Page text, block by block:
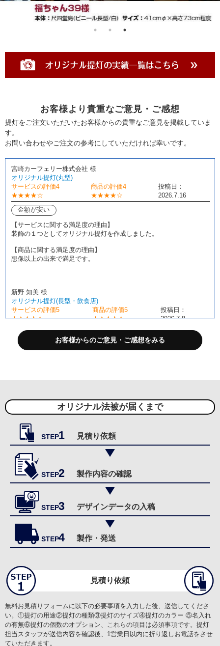
お客様より貴重なご意見・ご感想
提灯をご注文いただいたお客様からの貴重なご意見を掲載していま
す。
お問い合わせやご注文の参考にしていただければ幸いです。
宮崎カーフェリー株式会社 様
オリジナル提灯(丸型)
サービスの評価4
★★★★☆
商品の評価4
★★★★☆
投稿日：
2026.7.16
金額が安い
【サービスに関する満足度の理由】
装飾の１つとしてオリジナル提灯を作成しました。
【商品に関する満足度の理由】
想像以上の出来で満足です。
新野 知美 様
オリジナル提灯(長型・飲食店)
サービスの評価5
★★★★★
商品の評価5
★★★★★
投稿日：
2026.7.8
担当者の対応
和紙風の提灯につきましては、ビニールではチープですし、本物の和
紙では高く耐久性が低いのでと思い選びましたが、見た目も品があり
暖簾につきましても、材質も良くイメージ通りの物ができて満足して
おります。
【どんなことに利用されましたか？】
店舗の装飾
【ご注文前に困っていることはありましたか？また、それは解決され
ましたか？】
添付デザインがパワポとjpeg形式のものしか準備できず、対応できな
い会社が多かったため心配しておりましたが、柔軟に対応して頂きあ
りがとうございました。
オリジナル提灯(弓張り・お祭り)
サービスの評価5
★★★★★
商品の評価5
★★★★★
投稿日：
2026.7.1
金額が安い
【サービスに関する満足度の理由】
欲しかった地区のお祭り提灯が手入れたこと
お客様からのご意見・ご感想をみる
オリジナル法被が届くまで
STEP1 見積り依頼
STEP2 製作内容の確認
STEP3 デザインデータの入稿
STEP4 製作・発送
見積り依頼
無料お見積りフォームに以下の必要事項を入力した後、送信してくださ
い。①提灯の用途②提灯の種類③提灯のサイズ④提灯のカラー ⑤名入れ
の有無⑥提灯の個数のオプション、これらの項目は必須事項です。提灯
担当スタッフが送信内容を確認後、1営業日以内に折り返しお電話をさせ
ていただきます。